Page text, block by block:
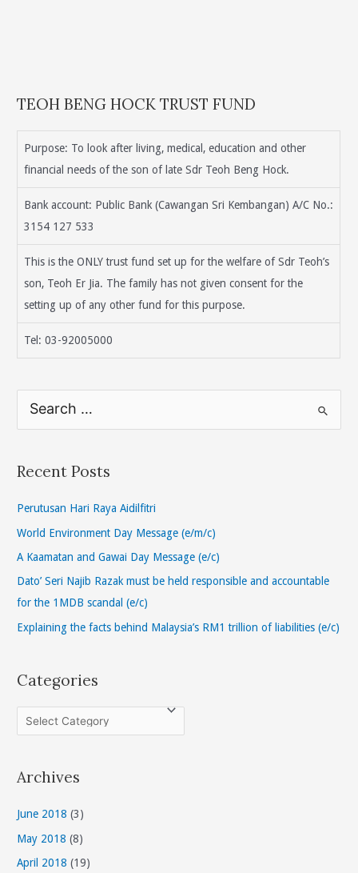
TEOH BENG HOCK TRUST FUND
Purpose: To look after living, medical, education and other
financial needs of the son of late Sdr Teoh Beng Hock.
Bank account: Public Bank (Cawangan Sri Kembangan) A/C No.:
3154 127 533
This is the ONLY trust fund set up for the welfare of Sdr Teoh’s
son, Teoh Er Jia. The family has not given consent for the
setting up of any other fund for this purpose.
Tel: 03-92005000
r
h
f
o
Recent Posts
Perutusan Hari Raya Aidilfitri
World Environment Day Message (e/m/c)
A Kaamatan and Gawai Day Message (e/c)
Dato’ Seri Najib Razak must be held responsible and accountable
for the 1MDB scandal (e/c)
Explaining the facts behind Malaysia’s RM1 trillion of liabilities (e/c)
Categories
a
e
o
r
i
Archives
June 2018 (3)
May 2018 (8)
April 2018 (19)